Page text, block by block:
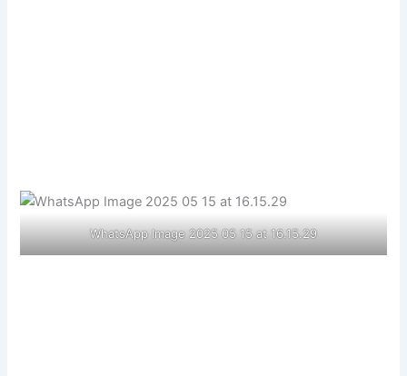
WhatsApp Image 2025 05 15 at 16.15.29